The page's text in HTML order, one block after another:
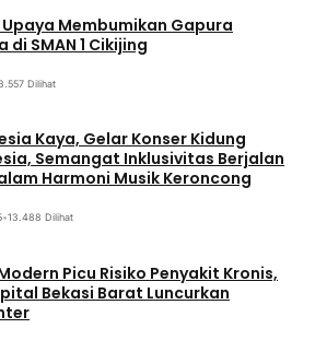
Membumikan Gapura
di SMAN 1 Cikijing
Dilihat
Kaya, Gelar Konser Kidung
Semangat Inklusivitas Berjalan
Harmoni Musik Keroncong
•13.488 Dilihat
Picu Risiko Penyakit Kronis,
Bekasi Barat Luncurkan